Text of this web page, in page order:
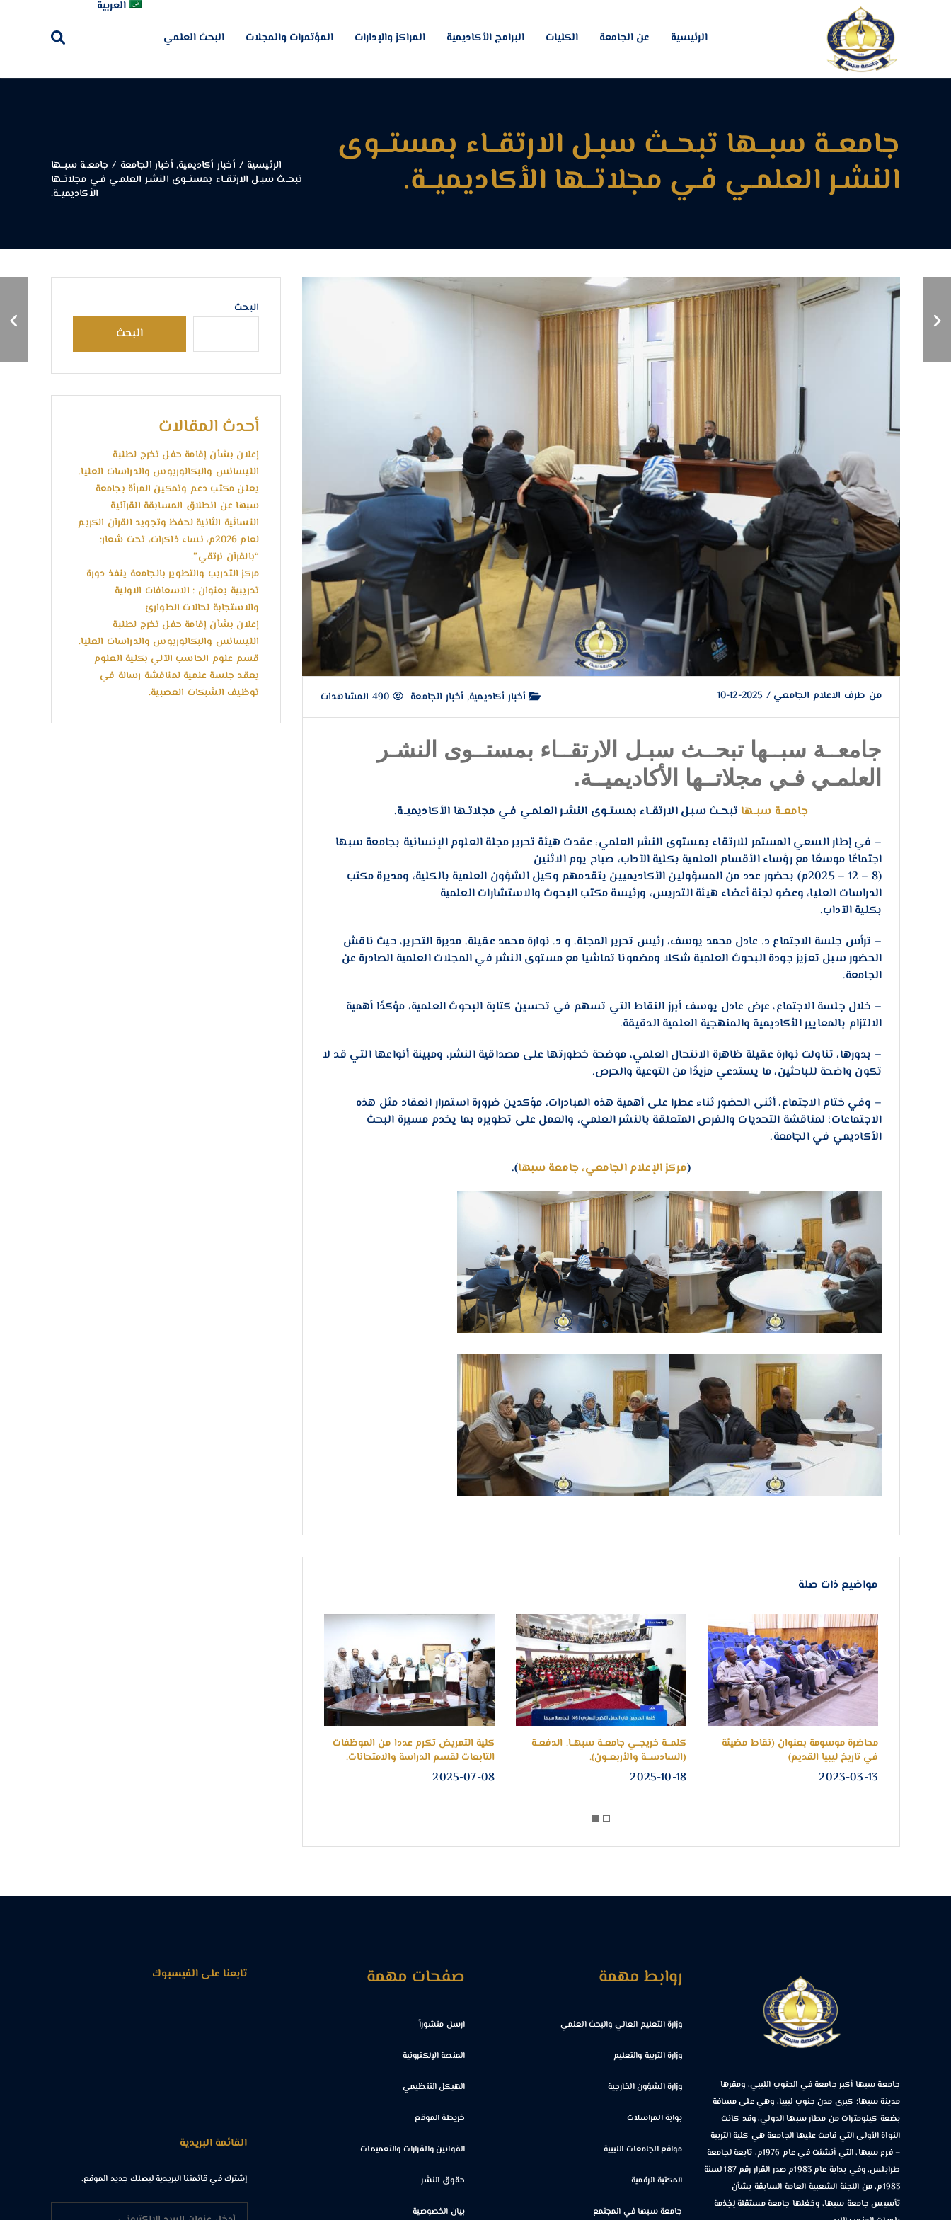
الرئيسية عن الجامعة الكليات البرامج الأكاديمية المراكز والإدارات المؤتمرات والمجلات البحث العلمي
العربية
جامعــة سبــها تبحــث سبـل الارتقــاء بمستــوى
النشـر العلمـي فـي مجلاتــها الأكاديميــة. الرئيسية / أخبار أكاديمية, أخبار الجامعة / جامعــة سبــها
تبحــث سبـل الارتقــاء بمستــوى النشـر العلمـي فـي مجلاتــها
الأكاديميــة.
قســم القانــون يختتــم
فعاليــات اليــوم العالمــي
لمكافحــة الفســاد.
للجنــة العلميـة للمؤتمـر
الدولـي الرابــع للعلــوم
الإنسانيــة.
من طرف الاعلام الجامعي /
2025-12-10 أخبار أكاديمية, أخبار الجامعة
جامعــة سبــها تبحــث سبـل الارتقــاء بمستــوى النشـر
العلمـي فـي مجلاتــها الأكاديميــة.
جامعــة سبــها تبحــث سبـل الارتقــاء بمستــوى النشـر العلمـي فـي مجلاتــها الأكاديميــة.
– في إطار السعي المستمر للارتقاء بمستوى النشر العلمي، عقدت هيئة تحرير مجلة العلوم الإنسانية بجامعة سبها
اجتماعًا موسعًا مع رؤساء الأقسام العلمية بكلية الآداب، صباح يوم الاثنين
(8 – 12 – 2025م) بحضور عدد من المسؤولين الأكاديميين يتقدمهم وكيل الشؤون العلمية بالكلية، ومديرة مكتب
الدراسات العليا، وعضو لجنة أعضاء هيئة التدريس، ورئيسة مكتب البحوث والاستشارات العلمية
بكلية الآداب.
– ترأس جلسة الاجتماع د. عادل محمد يوسف، رئيس تحرير المجلة، و د. نوارة محمد عقيلة، مديرة التحرير، حيث ناقش
الحضور سبل تعزيز جودة البحوث العلمية شكلا ومضمونا تماشيا مع مستوى النشر في المجلات العلمية الصادرة عن
الجامعة.
– خلال جلسة الاجتماع، عرض عادل يوسف أبرز النقاط التي تسهم في تحسين كتابة البحوث العلمية، مؤكدًا أهمية
الالتزام بالمعايير الأكاديمية والمنهجية العلمية الدقيقة.
– بدورها، تناولت نوارة عقيلة ظاهرة الانتحال العلمي، موضحة خطورتها على مصداقية النشر، ومبينة أنواعها التي قد لا
تكون واضحة للباحثين، ما يستدعي مزيدًا من التوعية والحرص.
– وفي ختام الاجتماع، أثنى الحضور ثناء عطرا على أهمية هذه المبادرات، مؤكدين ضرورة استمرار انعقاد مثل هذه
الاجتماعات؛ لمناقشة التحديات والفرص المتعلقة بالنشر العلمي، والعمل على تطويره بما يخدم مسيرة البحث
الأكاديمي في الجامعة.
(مركز الإعلام الجامعي،جامعة سبها).
مواضيع ذات صلة
كلية التمريض تكرم عددا من الموظفات
التابعات لقسم الدراسة والامتحانات.
2025-07-08
كلمـــة خريجــي جامعــة سبهــا. الدفعــة
(السادســـة والأربعــون).
2025-10-18
محاضرة موسومة بعنوان (نقاط مضيئة
في تاريخ ليبيا القديم)
2023-03-13
البحث
البحث
أحدث المقالات
إعلان بشأن إقامة حفل تخرج لطلبة
الليسانس والبكالوريوس والدراسات العليا.
يعلن مكتب دعم وتمكين المرأة بجامعة
سبها عن انطلاق المسابقة القرآنية
النسائية الثانية لحفظ وتجويد القرآن الكريم
لعام 2026م، نساء ذاكرات، تحت شعار:
“بالقرآن نرتقي”.
مركز التدريب والتطوير بالجامعة ينفذ دورة
تدريبية بعنوان : الاسعافات الاولية
والاستجابة لحالات الطوارئ
إعلان بشأن إقامة حفل تخرج لطلبة
الليسانس والبكالوريوس والدراسات العليا.
قسم علوم الحاسب الآلي بكلية العلوم
يعقد جلسة علمية لمناقشة رسالة في
توظيف الشبكات العصبية.
جامعة سبها أكبر جامعة في الجنوب الليبي، ومقرها
مدينة سبها؛ كبرى مدن جنوب ليبيا، وهي على مسافة
بضعة كيلومترات من مطار سبها الدولي، وقد كانت
النواة الأولى التي قامت عليها الجامعة هي كلية التربية
– فرع سبها، التي أنشئت في عام 1976م، تابعة لجامعة
طرابلس، وفي بداية عام 1983م صدر القرار رقم 187 لسنة
1983م، من اللجنة الشعبية العامة السابقة بشأن
تأسيس جامعة سبها، وجَعْلها جامعة مستقلة لِخِدْمة
روابط مهمة
وزارة التعليم العالي والبحث العلمي
وزارة التربية والتعليم
وزارة الشؤون الخارجية
بوابة المراسلات
مواقع الجامعات الليبية
المكتبة الرقمية
جامعة سبها في المجتمع
صفحات مهمة
ارسل منشوراً
المنصة الإلكترونية
الهيكل التنظيمي
خريطة الموقع
القوانين والقرارات والتعميمات
حقوق النشر
بيان الخصوصية
تابعنا على الفيسبوك
القائمة البريدية
إشترك في قائمتنا البريدية ليصلك جديد الموقع.